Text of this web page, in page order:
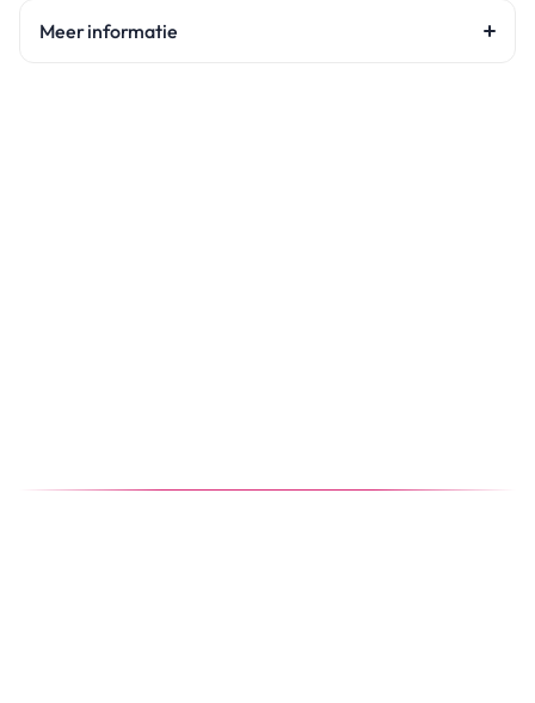
Meer informatie